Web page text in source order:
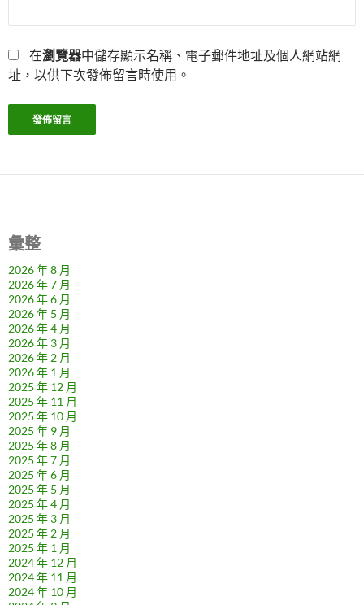
在瀏覽器中儲存顯示名稱、電子郵件地址及個人網站網
址，以供下次發佈留言時使用。
彙整
2026 年 8 月
2026 年 7 月
2026 年 6 月
2026 年 5 月
2026 年 4 月
2026 年 3 月
2026 年 2 月
2026 年 1 月
2025 年 12 月
2025 年 11 月
2025 年 10 月
2025 年 9 月
2025 年 8 月
2025 年 7 月
2025 年 6 月
2025 年 5 月
2025 年 4 月
2025 年 3 月
2025 年 2 月
2025 年 1 月
2024 年 12 月
2024 年 11 月
2024 年 10 月